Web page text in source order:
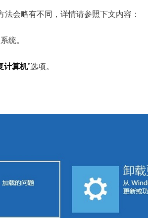
会略有不同，详情请参照下文内容：
统。
计算机”选项。